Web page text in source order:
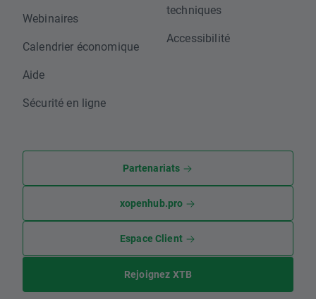
Webinaires
Calendrier économique
Aide
Sécurité en ligne
techniques
Accessibilité
Partenariats
xopenhub.pro
Espace Client
Rejoignez XTB